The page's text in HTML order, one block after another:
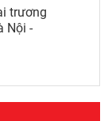
trương
Nội -